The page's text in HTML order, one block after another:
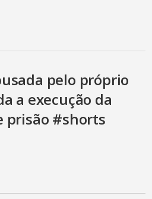
pelo próprio
a execução da
prisão #shorts